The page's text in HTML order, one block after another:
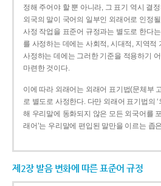
정해 주어야 할 뿐 아니라, 그 표기 역시 결
외국의 말이 국어의 일부인 외래어로 인정
사정 작업을 표준어 규정과는 별도로 한다
를 사정하는 데에는 사회적, 시대적, 지역적
사정하는 데에는 그러한 기준을 적용하기
마련한 것이다.
이에 따라 외래어는 외래어 표기법(문체부
로 별도로 사정한다. 다만 외래어 표기법의
해 우리말에 동화되지 않은 모든 외국어를
래어’는 우리말에 편입된 말만을 이르는 좁
제2장 발음 변화에 따른 표준어 규정